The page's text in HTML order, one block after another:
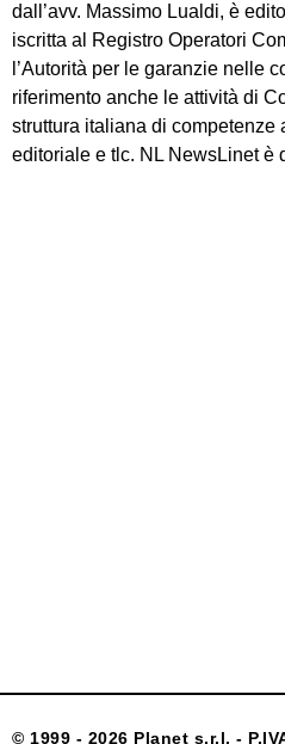
dall’avv. Massimo Lualdi, è
iscritta al Registro Operatori
l’Autorità per le garanzie nelle
riferimento anche le attività di
struttura italiana di competenze
editoriale e tlc. NL NewsLinet è
© 1999 - 2026 Planet s.r.l. -